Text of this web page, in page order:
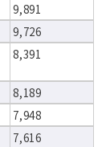
9,891
9,726
8,391
8,189
7,948
7,616